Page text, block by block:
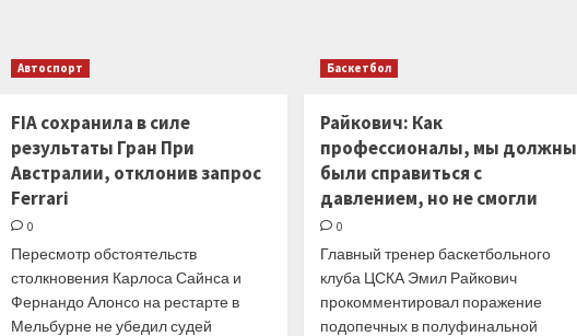
тура
Mercedes.
И
объяснили,
каким
Автоспорт
FIA сохранила в силе
результаты Гран При
Австралии, отклонив запрос
Ferrari
0
Пересмотр обстоятельств
столкновения Карлоса Сайнса и
Фернандо Алонсо на рестарте в
Мельбурне не убедил судей
Баскетбол
Райкович: Как
профессионалы, мы должны
были справиться с
давлением, но не смогли
0
Главный тренер баскетбольного
клуба ЦСКА Эмил Райкович
прокомментировал поражение
подопечных в полуфинальной